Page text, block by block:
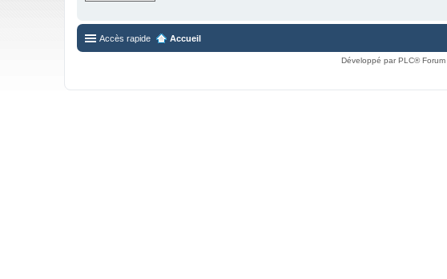
Accès rapide Accueil
Développé par PLC®